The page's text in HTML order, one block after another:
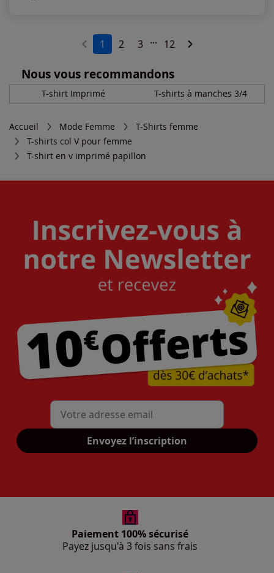
1 2 3 ... 12
Nous vous recommandons
T-shirt Imprimé T-shirts à manches 3/4
Accueil Mode Femme
T-Shirts femme
T-shirts col V pour femme
T-shirt en v imprimé papillon
Mon adresse mail
Envoyez l’inscription
Paiement 100% sécurisé
Payez jusqu'à 3 fois sans frais